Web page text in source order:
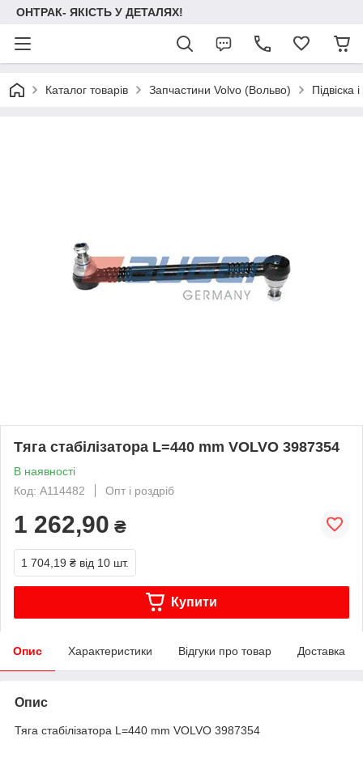
ОНТРАК- ЯКІСТЬ У ДЕТАЛЯХ!
Каталог товарів Запчастини Volvo (Вольво) Підвіска
Тяга стабілізатора L=440 mm VOLVO 3987354
В наявності
Код: A114482
Опт і роздріб
1 262,90 ₴
1 704,19 ₴ від 10 шт.
Купити
Опис Характеристики Відгуки про товар Доставка
Опис
Тяга стабілізатора L=440 mm VOLVO 3987354